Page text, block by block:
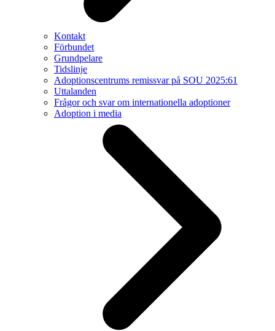
Kontakt
Förbundet
Grundpelare
Tidslinje
Adoptionscentrums remissvar på SOU 2025:61
Uttalanden
Frågor och svar om internationella adoptioner
Adoption i media